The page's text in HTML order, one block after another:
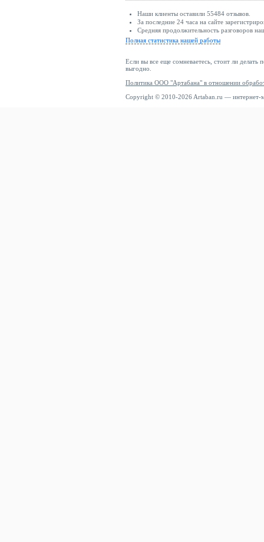
Наши клиенты оставили 55484 отзывов.
За последние 24 часа на сайте
Средняя продолжительность разговоров
Полная статистика нашей работы
Если вы все еще сомневаетесь, стоит ли делать
выгодно.
Политика ООО "Артабана" в отношении
Copyright © 2010-2026 Artaban.ru — интернет-